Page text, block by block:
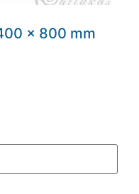
x 800 mm